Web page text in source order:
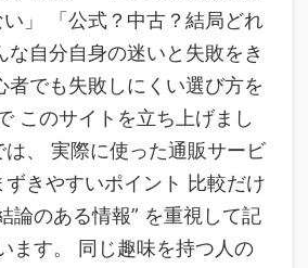
」 「公式？中古？結局どれ
な自分自身の迷いと失敗をき
者でも失敗しにくい選び方を
このサイトを立ち上げまし
は、 実際に使った通販サービ
ずきやすいポイント 比較だけ
論のある情報” を重視して記
ます。 同じ趣味を持つ人の